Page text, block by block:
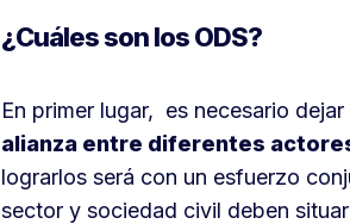
¿Cuáles son los ODS?
En primer lugar, es necesario
alianza entre diferentes
lograrlos será con un esfuerzo
sector y sociedad civil deben